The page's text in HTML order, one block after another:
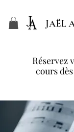
JAËL
Réservez
cours